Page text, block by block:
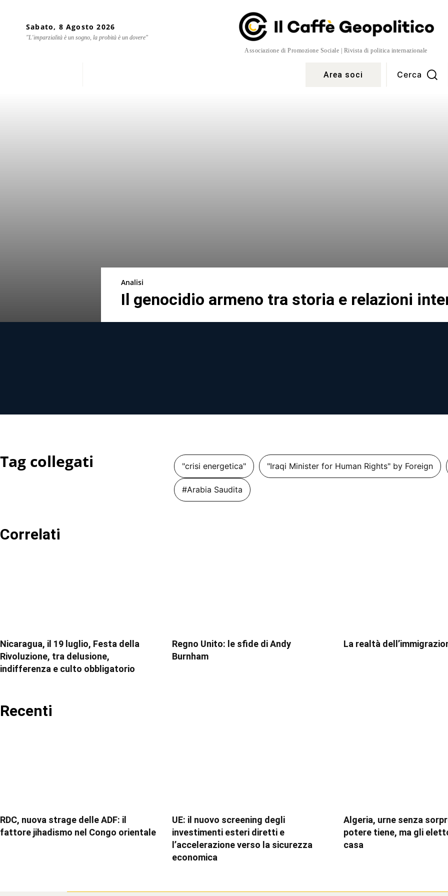
Sabato, 8 Agosto 2026
"L'imparzialità è un sogno, la probità è un dovere"
Associazione di Promozione Sociale | Rivista di politica internazionale
Area soci Cerca
Analisi
Il genocidio armeno tra storia e relazioni
Tag collegati "crisi energetica" "Iraqi Minister for Human Rights" by Foreign
#Arabia Saudita
Correlati
Nicaragua, il 19 luglio, Festa della
Rivoluzione, tra delusione,
indifferenza e culto obbligatorio
Regno Unito: le sfide di Andy
Burnham
La realtà
Recenti
RDC, nuova strage delle ADF: il
fattore jihadismo nel Congo orientale
UE: il nuovo screening degli
investimenti esteri diretti e
l’accelerazione verso la sicurezza
economica
Algeria, urne senza
potere tiene, ma gli
casa